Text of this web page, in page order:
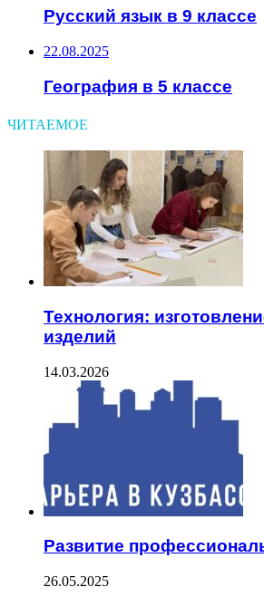
Русский язык в 9 классе
22.08.2025
География в 5 классе
ЧИТАЕМОЕ
Технология:
изделий
14.03.2026
Развитие
26.05.2025